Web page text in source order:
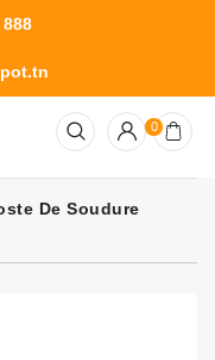
888
0
De Soudure